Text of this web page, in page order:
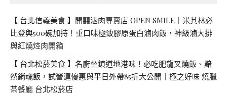
【 台北信義美食 】開囍滷肉專賣店 OPEN SMILE｜米其林必
比登與500碗加持！重口味極致膠原蛋白滷肉飯，神級滷大排
與紅燒焢肉開箱
【 台北松菸美食 】名廚坐鎮道地港味！必吃肥龍叉燒飯、黯
然銷魂飯，試營運優惠與平日外帶85折大公開｜極之好味 燒臘
茶餐廳 台北松菸店